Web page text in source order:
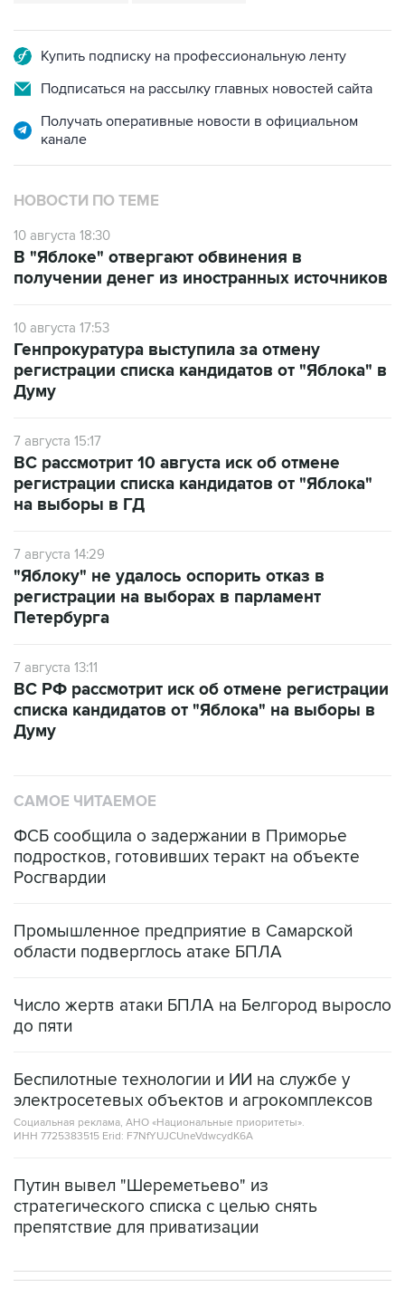
Купить подписку на профессиональную ленту
Подписаться на рассылку главных новостей сайта
Получать оперативные новости в официальном
канале
НОВОСТИ ПО ТЕМЕ
10 августа 18:30
В "Яблоке" отвергают обвинения в
получении денег из иностранных источников
10 августа 17:53
Генпрокуратура выступила за отмену
регистрации списка кандидатов от "Яблока" в
Думу
7 августа 15:17
ВС рассмотрит 10 августа иск об отмене
регистрации списка кандидатов от "Яблока"
на выборы в ГД
7 августа 14:29
"Яблоку" не удалось оспорить отказ в
регистрации на выборах в парламент
Петербурга
7 августа 13:11
ВС РФ рассмотрит иск об отмене регистрации
списка кандидатов от "Яблока" на выборы в
Думу
САМОЕ ЧИТАЕМОЕ
ФСБ сообщила о задержании в Приморье
подростков, готовивших теракт на объекте
Росгвардии
Промышленное предприятие в Самарской
области подверглось атаке БПЛА
Число жертв атаки БПЛА на Белгород выросло
до пяти
Беспилотные технологии и ИИ на службе у
электросетевых объектов и агрокомплексов
Социальная реклама, АНО «Национальные приоритеты».
ИНН 7725383515 Erid: F7NfYUJCUneVdwcydK6A
Путин вывел "Шереметьево" из
стратегического списка с целью снять
препятствие для приватизации